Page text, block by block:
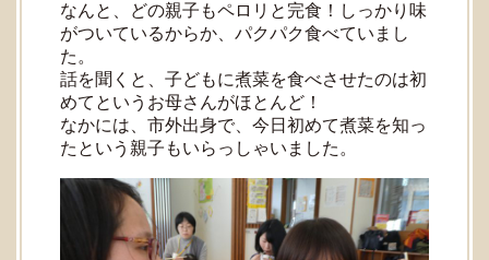
なんと、どの親子もペロリと完食！しっかり味
がついているからか、パクパク食べていまし
た。
話を聞くと、子どもに煮菜を食べさせたのは初
めてというお母さんがほとんど！
なかには、市外出身で、今日初めて煮菜を知っ
たという親子もいらっしゃいました。